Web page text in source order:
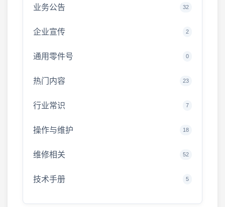
业务公告 32
企业宣传 2
通用零件号 0
热门内容 23
行业常识 7
操作与维护 18
维修相关 52
技术手册 5